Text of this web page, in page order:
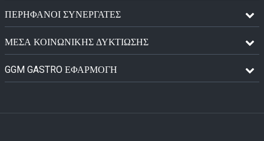
ΠΕΡΉΦΑΝΟΙ ΣΥΝΕΡΓΆΤΕΣ
ΜΈΣΑ ΚΟΙΝΩΝΙΚΉΣ ΔΥΚΤΊΩΣΗΣ
GGM GASTRO ΕΦΑΡΜΟΓΉ